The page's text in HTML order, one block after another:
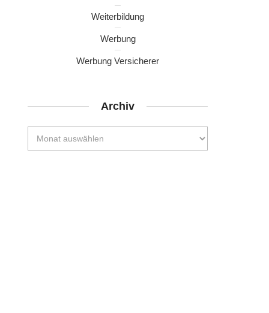
Weiterbildung
Werbung
Werbung Versicherer
Archiv